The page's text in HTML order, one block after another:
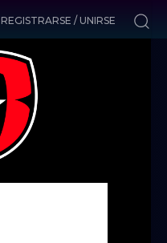
REGISTRARSE / UNIRSE